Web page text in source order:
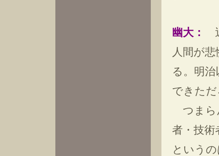
幽大：
人間が
る。明
できた
つまら
者・技術
という